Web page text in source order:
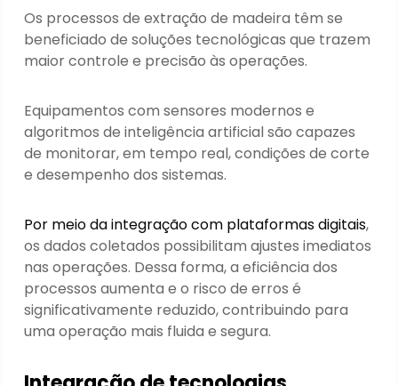
Os processos de extração de madeira têm se
beneficiado de soluções tecnológicas que trazem
maior controle e precisão às operações.
Equipamentos com sensores modernos e
algoritmos de inteligência artificial são capazes
de monitorar, em tempo real, condições de corte
e desempenho dos sistemas.
Por meio da integração com plataformas digitais,
os dados coletados possibilitam ajustes imediatos
nas operações. Dessa forma, a eficiência dos
processos aumenta e o risco de erros é
significativamente reduzido, contribuindo para
uma operação mais fluida e segura.